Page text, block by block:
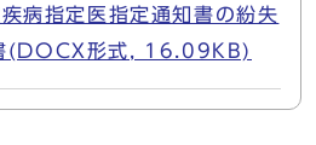
病指定医指定通知書の紛失
(DOCX形式, 16.09KB)